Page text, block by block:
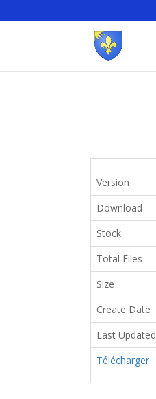
Version
Download
Stock
Total Files
Size
Create Date
Last Updated
Télécharger